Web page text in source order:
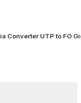
Converter UTP to FO